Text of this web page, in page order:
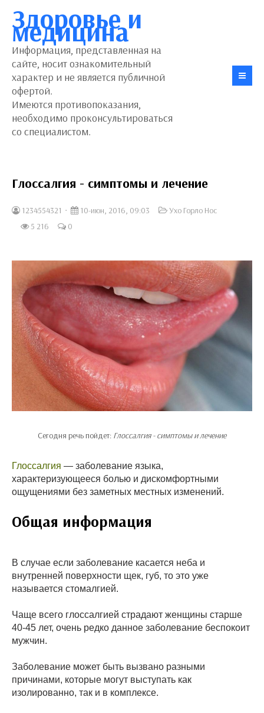
Здоровье и
медицина
Информация, представленная на
сайте, носит ознакомительный
характер и не является публичной
офертой.
Имеются противопоказания,
необходимо проконсультироваться
со специалистом.
Глоссалгия - симптомы и лечение
1234554321 10-июн, 2016, 09:03
Ухо Горло Нос
5 216
0
Сегодня речь пойдет: Глоссалгия - симптомы и лечение
Глоссалгия — заболевание языка,
характеризующееся болью и дискомфортными
ощущениями без заметных местных изменений.
Общая информация
В случае если заболевание касается неба и
внутренней поверхности щек, губ, то это уже
называется стомалгией.
Чаще всего глоссалгией страдают женщины старше
40-45 лет, очень редко данное заболевание беспокоит
мужчин.
Заболевание может быть вызвано разными
причинами, которые могут выступать как
изолированно, так и в комплексе.